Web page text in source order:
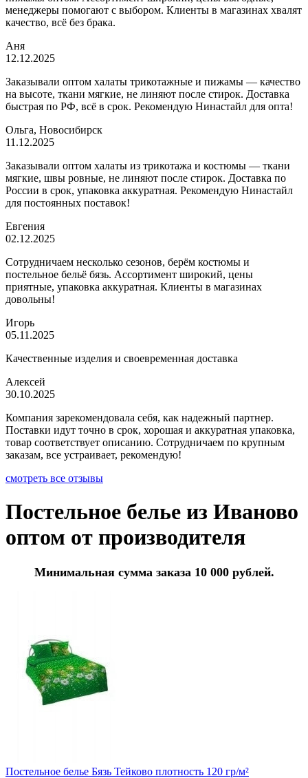
менеджеры помогают с выбором. Клиенты в магазинах хвалят
качество, всё без брака.
Аня
12.12.2025
Заказывали оптом халаты трикотажные и пижамы — качество
на высоте, ткани мягкие, не линяют после стирок. Доставка
быстрая по РФ, всё в срок. Рекомендую Нинастайл для опта!
Ольга, Новосибирск
11.12.2025
Заказывали оптом халаты из трикотажа и костюмы — ткани
мягкие, швы ровные, не линяют после стирок. Доставка по
России в срок, упаковка аккуратная. Рекомендую Нинастайл
для постоянных поставок!
Евгения
02.12.2025
Сотрудничаем несколько сезонов, берём костюмы и
постельное бельё бязь. Ассортимент широкий, цены
приятные, упаковка аккуратная. Клиенты в магазинах
довольны!
Игорь
05.11.2025
Качественные изделия и своевременная доставка
Алексей
30.10.2025
Компания зарекомендовала себя, как надежный партнер.
Поставки идут точно в срок, хорошая и аккуратная упаковка,
товар соответствует описанию. Сотрудничаем по крупным
заказам, все устраивает, рекомендую!
смотреть все отзывы
Постельное белье из Иваново
оптом от производителя
Минимальная сумма заказа 10 000 рублей.
Постельное белье Бязь Тейково плотность 120 гр/м²